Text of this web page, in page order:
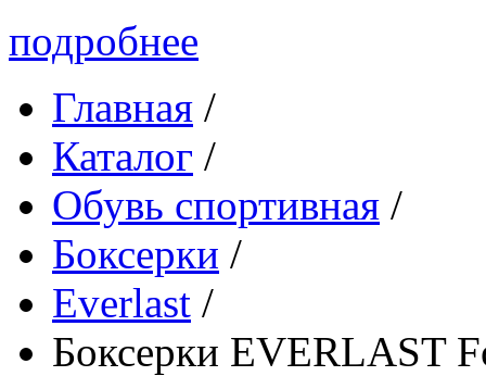
подробнее
Главная /
Каталог /
Обувь спортивная /
Боксерки /
Everlast /
Боксерки EVERLAST